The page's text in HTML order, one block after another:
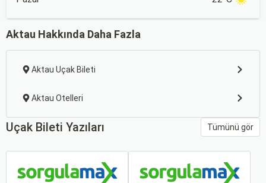
Aktau Hakkında Daha Fazla
Aktau Uçak Bileti
Aktau Otelleri
Uçak Bileti Yazıları Tümünü gör